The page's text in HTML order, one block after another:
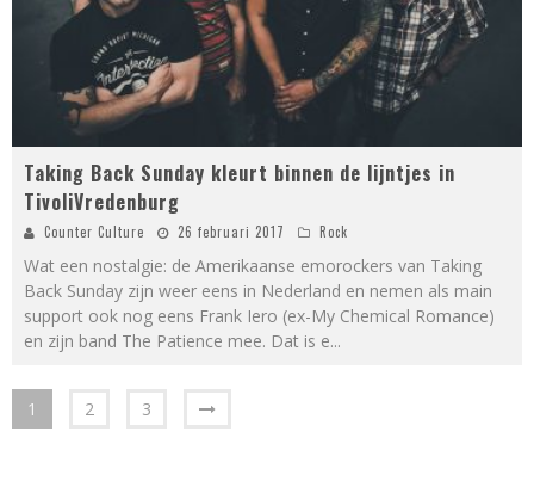
Taking Back Sunday kleurt binnen de lijntjes in
TivoliVredenburg
Counter Culture 26 februari 2017 Rock
Wat een nostalgie: de Amerikaanse emorockers van Taking
Back Sunday zijn weer eens in Nederland en nemen als main
support ook nog eens Frank Iero (ex-My Chemical Romance)
en zijn band The Patience mee. Dat is e...
1 2 3